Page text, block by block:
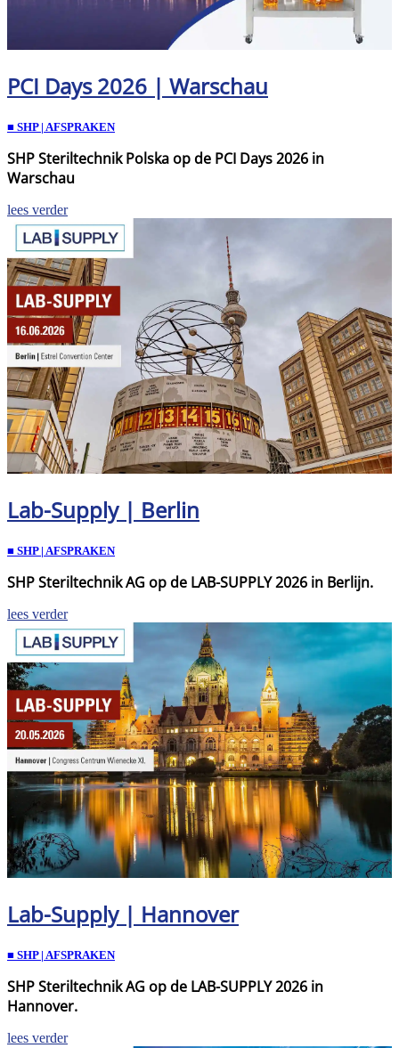
PCI Days 2026 | Warschau
■ SHP | AFSPRAKEN
SHP Steriltechnik Polska op de PCI Days 2026 in
Warschau
lees verder
Lab-Supply | Berlin
■ SHP | AFSPRAKEN
SHP Steriltechnik AG op de LAB-SUPPLY 2026 in Berlijn.
lees verder
Lab-Supply | Hannover
■ SHP | AFSPRAKEN
SHP Steriltechnik AG op de LAB-SUPPLY 2026 in
Hannover.
lees verder